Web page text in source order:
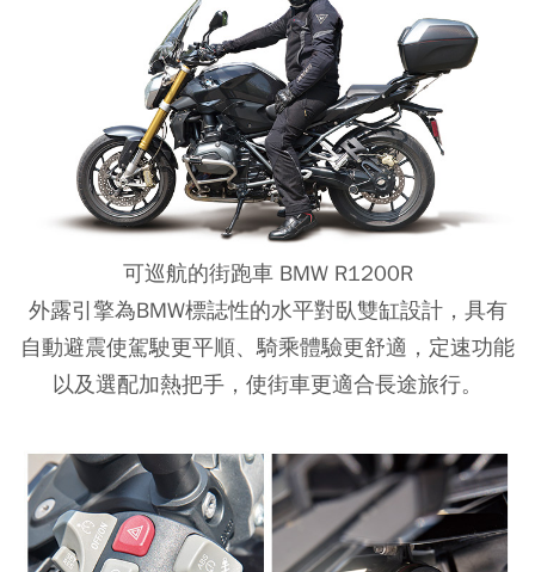
可巡航的街跑車 BMW R1200R
外露引擎為BMW標誌性的水平對臥雙缸設計，具有
自動避震使駕駛更平順、騎乘體驗更舒適，定速功能
以及選配加熱把手，使街車更適合長途旅行。